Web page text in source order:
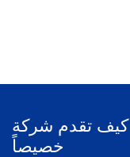
كيف تقدم شركة SESE للطباعة حلولاً مصممة
خصيصاً